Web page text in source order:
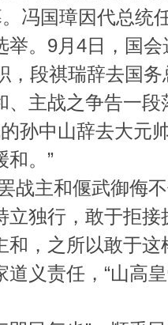
冯国璋因代总统
举。9月4日，国
，段祺瑞辞去国
、主战之争告一
孙中山辞去大元
和。”
战主和偃武御侮
立独行，敢于拒
和，之所以敢于
义责任，“山高